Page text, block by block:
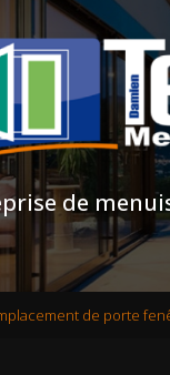
de
de porte